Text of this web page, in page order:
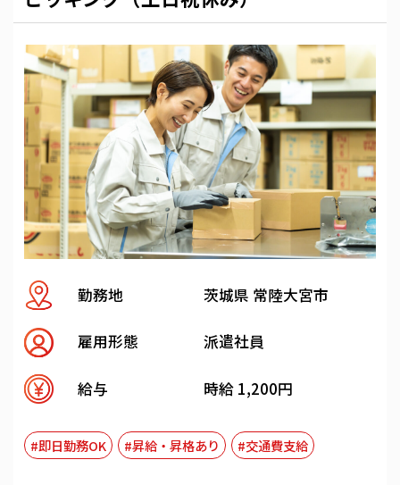
勤務地 茨城県 常陸大宮市
雇用形態 派遣社員
給与 時給 1,200円
#即日勤務OK #昇給・昇格あり #交通費支給